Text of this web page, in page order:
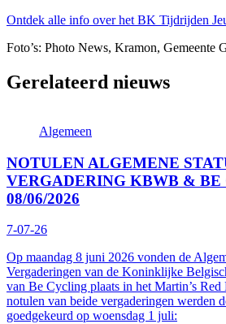
Ontdek alle info over het BK Tijdrijden
Foto’s: Photo News, Kramon, Gemeente
Gerelateerd nieuws
Algemeen
NOTULEN ALGEMENE
VERGADERING KBWB & BE
08/06/2026
7-07-26
Op maandag 8 juni 2026 vonden de
Vergaderingen van de Koninklijke
van Be Cycling plaats in het Martin’s
notulen van beide vergaderingen werden
goedgekeurd op woensdag 1 juli: